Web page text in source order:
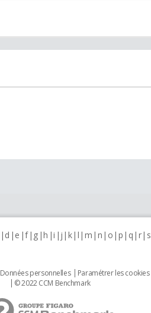
d e f g h i j k l m n o p q r s
Données personnelles Paramétrer les cookies
© 2022 CCM Benchmark